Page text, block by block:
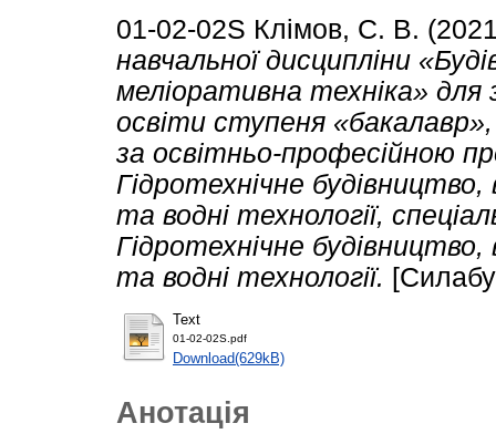
01-02-02S Клімов, С. В.
навчальної дисципліни
меліоративна техніка» для
освіти ступеня
за освітньо-професійною
Гідротехнічне будівництво,
та водні технології,
Гідротехнічне будівництво,
та водні технології.
Text
01-02-02S.pdf
Download(629kB)
Анотація